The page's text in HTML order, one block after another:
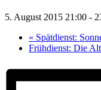
5. August 2015 21:00 -
« Spätdienst:
Frühdienst: Die